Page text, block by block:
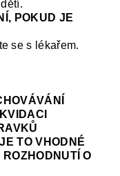
POKUD JE
se s lékařem.
TO VHODNÉ
O